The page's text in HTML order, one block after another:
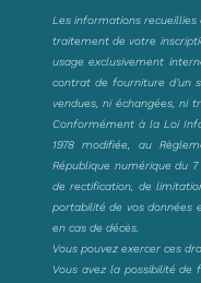
Les informations
traitement de votre
usage exclusivement
contrat de fourniture d’un
vendues, ni échangées, ni
Conformément à la Loi
1978 modifiée, au
République numérique du 7
de rectification, de
portabilité de vos données
en cas de décès.
Vous pouvez exercer ces
Vous avez la possibilité